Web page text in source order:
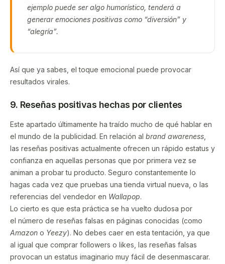
ejemplo puede ser algo humorístico, tenderá a
generar emociones positivas como “diversión” y
“alegría”.
Así que ya sabes, el toque emocional puede provocar
resultados virales.
​​9. Reseñas positivas hechas por clientes
Este apartado últimamente ha traído mucho de qué hablar en
el mundo de la publicidad. En relación al brand awareness
las reseñas positivas actualmente ofrecen un rápido estatus y
confianza en aquellas personas que por primera vez se
animan a probar tu producto. Seguro constantemente lo
hagas cada vez que pruebas una tienda virtual nueva, o las
referencias del vendedor en Wallapop.
Lo cierto es que esta práctica se ha vuelto dudosa por
el número de reseñas falsas en páginas conocidas (como
Amazon o Yeezy). No debes caer en esta tentación, ya que
al igual que comprar followers o likes, las reseñas falsas
provocan un estatus imaginario muy fácil de desenmascarar.